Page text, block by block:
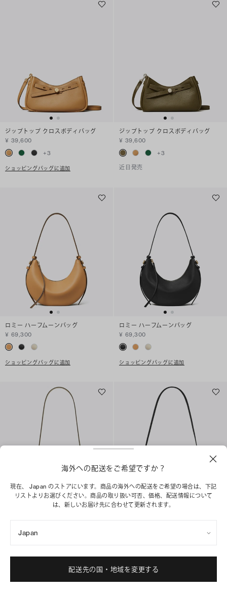
ジップトップ クロスボディバッグ
¥ 39,600
+3
ショッピングバッグに追加
ジップトップ クロスボディバッグ
¥ 39,600
+3
近日発売
ロミー ハーフムーンバッグ
¥ 69,300
ショッピングバッグに追加
ロミー ハーフムーンバッグ
¥ 69,300
ショッピングバッグに追加
ショッピングバッグに追加
ベストセラー
ショッピングバッグに追加
海外への配送をご希望ですか？
現在、 Japan のストアにいます。商品の海外への配送をご希望の場合は、下記
リストよりお選びください。商品の取り扱い可否、価格、配送情報について
は、新しいお届け先に合わせて更新されます。
Japan
配送先の国・地域を変更する